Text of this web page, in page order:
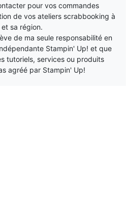
pour vos commandes
de vos ateliers scrabbooking à
sa région.
de ma seule responsabilité en
Stampin' Up! et que
tutoriels, services ou produits
agréé par Stampin' Up!